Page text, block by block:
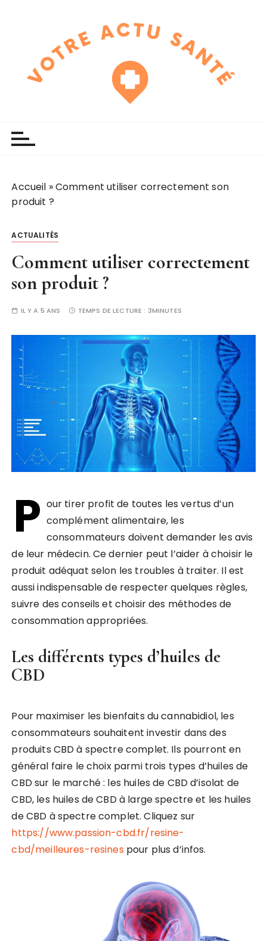
Accueil »Comment utiliser correctement son
produit ?
ACTUALITÉS
Comment utiliser correctement
son produit ?
IL Y A 5 ANS TEMPS DE LECTURE : 3MINUTES
P our tirer profit de toutes les vertus d’un
complément alimentaire, les
consommateurs doivent demander les avis
de leur médecin. Ce dernier peut l’aider à choisir le
produit adéquat selon les troubles à traiter. Il est
aussi indispensable de respecter quelques règles,
suivre des conseils et choisir des méthodes de
consommation appropriées.
Les différents types d’huiles de
CBD
Pour maximiser les bienfaits du cannabidiol, les
consommateurs souhaitent investir dans des
produits CBD à spectre complet. Ils pourront en
général faire le choix parmi trois types d’huiles de
CBD sur le marché : les huiles de CBD d’isolat de
CBD, les huiles de CBD à large spectre et les huiles
de CBD à spectre complet. Cliquez sur
https://www.passion-cbd.fr/resine-
cbd/meilleures-resines pour plus d’infos.